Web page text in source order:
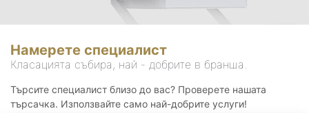
Намерете специалист
Класацията събира, най - добрите в бранша.
Търсите специалист близо до вас? Проверете нашата
търсачка. Използвайте само най-добрите услуги!